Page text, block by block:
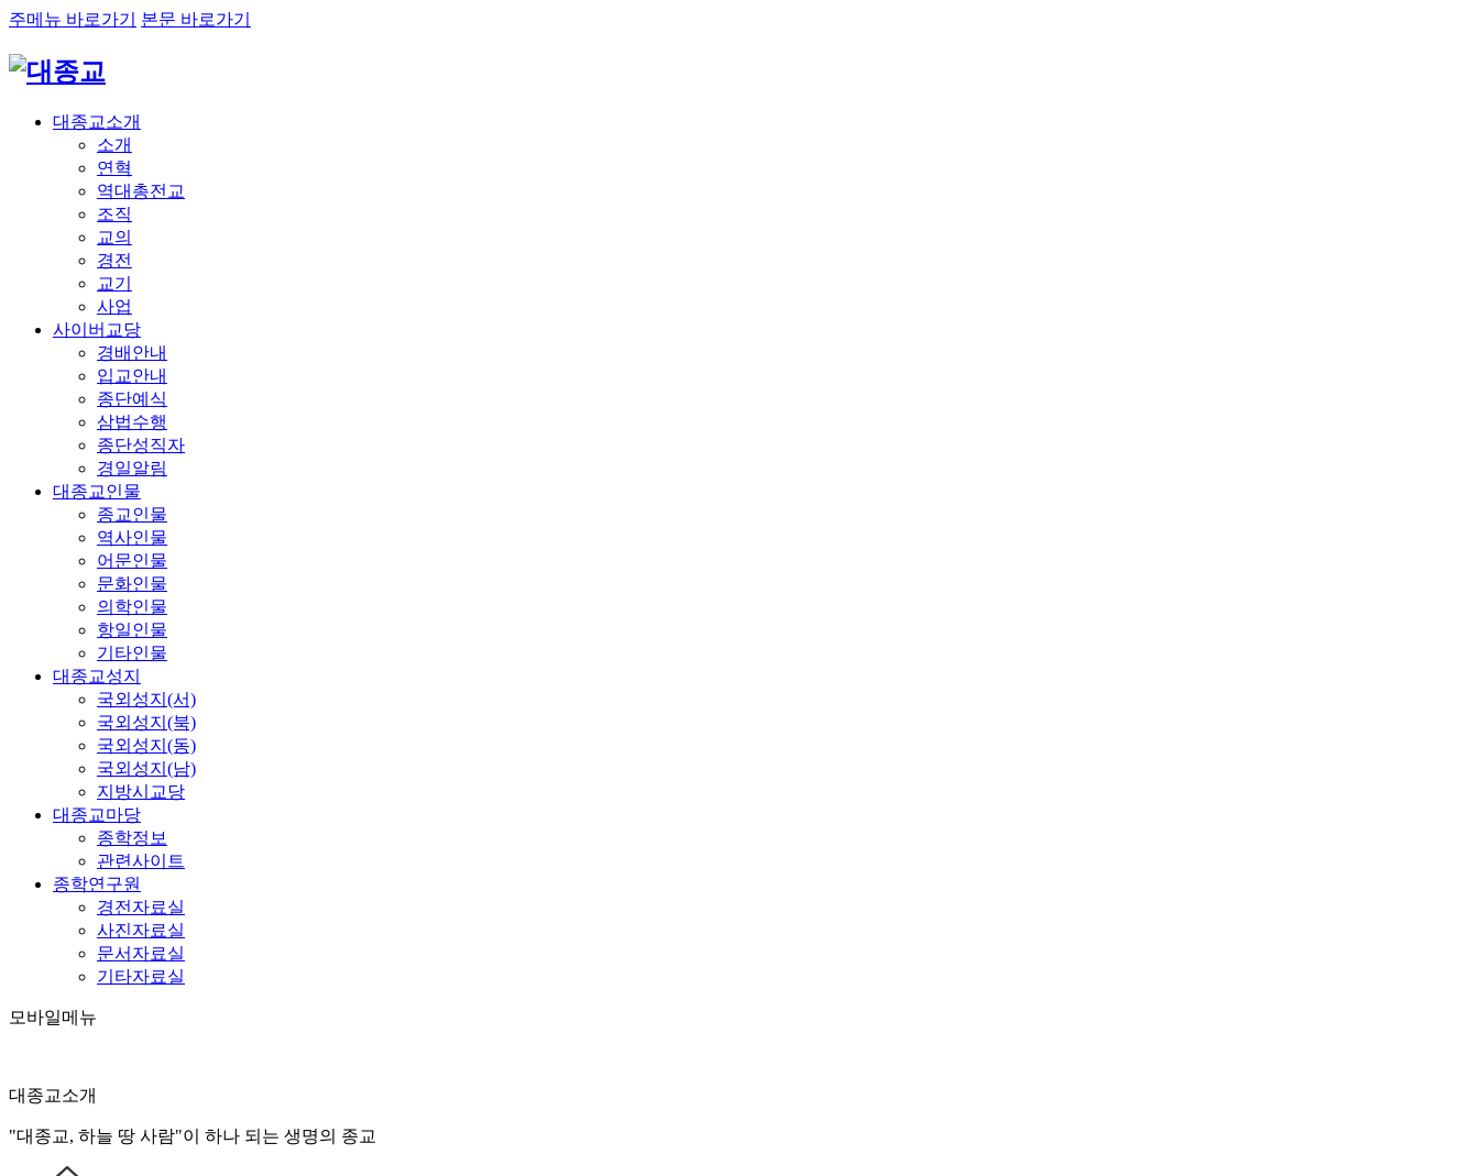
주메뉴 바로가기 본문 바로가기
대종교소개
소개
연혁
역대총전교
조직
교의
경전
교기
사업
사이버교당
경배안내
입교안내
종단예식
삼법수행
종단성직자
경일알림
대종교인물
종교인물
역사인물
어문인물
문화인물
의학인물
항일인물
기타인물
대종교성지
국외성지(서)
국외성지(북)
국외성지(동)
국외성지(남)
지방시교당
대종교마당
종학정보
관련사이트
종학연구원
경전자료실
사진자료실
문서자료실
기타자료실
모바일메뉴
대종교소개
"대종교, 하늘 땅 사람"이 하나 되는 생명의 종교